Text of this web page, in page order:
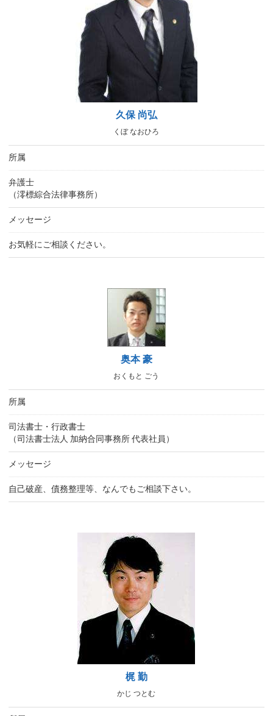
久保 尚弘
くぼ なおひろ
所属
弁護士
（澪標綜合法律事務所）
メッセージ
お気軽にご相談ください。
奥本 豪
おくもと ごう
所属
司法書士・行政書士
（司法書士法人 加納合同事務所 代表社員）
メッセージ
自己破産、 債務整理等、なんでもご相談下さい。
梶 勤
かじ つとむ